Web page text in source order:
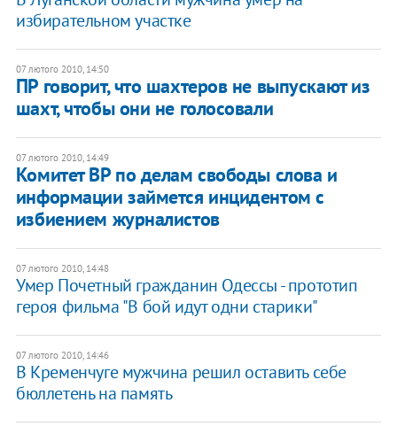
избирательном участке
07 лютого 2010, 14:50
ПР говорит, что шахтеров не выпускают из
шахт, чтобы они не голосовали
07 лютого 2010, 14:49
Комитет ВР по делам свободы слова и
информации займется инцидентом с
избиением журналистов
07 лютого 2010, 14:48
Умер Почетный гражданин Одессы - прототип
героя фильма "В бой идут одни старики"
07 лютого 2010, 14:46
В Кременчуге мужчина решил оставить себе
бюллетень на память